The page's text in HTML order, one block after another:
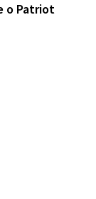
о Patriot